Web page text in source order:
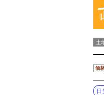
土
価
日